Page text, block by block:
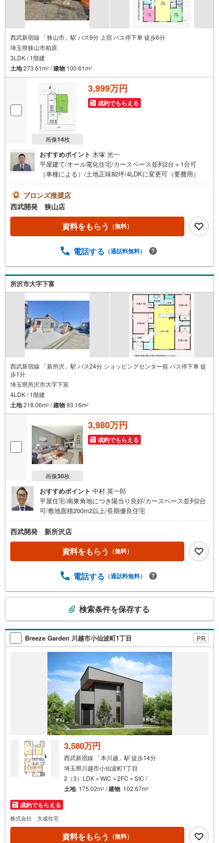
西武新宿線 「狭山市」駅 バス9分 上宿 バス停下車 徒歩6分
埼玉県狭山市柏原
3LDK / 1階建
土地273.61m2 /建物 100.61m2
画像14枚
3,999万円
成約でもらえる
おすすめポイント 木塚 光一
平屋建て/オール電化住宅/カースペース並列2台＋1台可
（車種による）/土地正味82坪/4LDKに変更可（要費用）
ブロンズ推奨店
西武開発 狭山店
資料をもらう （無料）
電話する （通話料無料）
所沢市大字下富
西武新宿線 「新所沢」駅 バス24分 ショッピングセンター前 バス停下車 徒
歩1分
埼玉県所沢市大字下富
4LDK / 1階建
土地218.06m2 /建物93.16m2
画像30枚
3,980万円
成約でもらえる
おすすめポイント 中村 英一郎
平屋住宅/南東角地につき陽当り良好/カースペース並列2台
可/敷地面積200m2以上/長期優良住宅
西武開発 新所沢店
資料をもらう （無料）
電話する （通話料無料）
検
索
条
イ
ペ
ー
検索条件を保存する
Breeze Garden 川越市小仙波町1丁目 PR
3,580万円
西武新宿線 「本川越」駅 徒歩14分
埼玉県川越市小仙波町1丁目
2（3）LDK＋WIC＋2FC＋SIC /
土地 175.02m2 /建物 102.67m2
成約でもらえる
株式会社 大成住宅
資料をもらう （無料）